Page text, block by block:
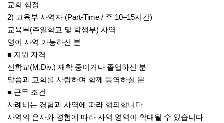
교회 행정
2) 교육부 사역자 (Part-Time / 주 10–15시간)
교육부(주일학교 및 학생부) 사역
영어 사역 가능하신 분
■ 지원 자격
신학교(M.Div.) 재학 중이거나 졸업하신 분
말씀과 교회를 사랑하며 함께 동역하실 분
■ 근무 조건
사례비는 경험과 사역에 따라 협의합니다
사역의 은사와 경험에 따라 사역 영역이 확대될 수 있습니다